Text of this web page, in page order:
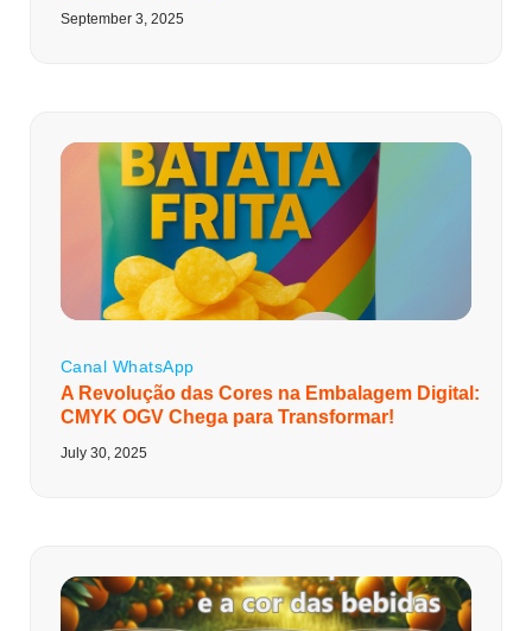
September 3, 2025
Canal WhatsApp
A Revolução das Cores na Embalagem Digital:
CMYK OGV Chega para Transformar!
July 30, 2025